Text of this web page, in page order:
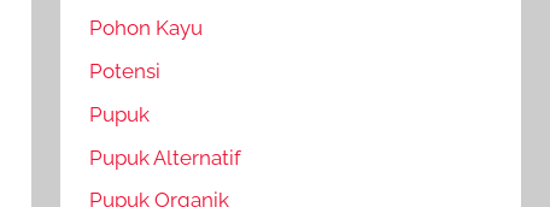
Pohon Kayu
Potensi
Pupuk
Pupuk Alternatif
Pupuk Organik